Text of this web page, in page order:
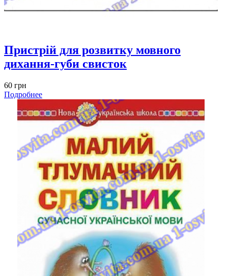
Пристрій для розвитку мовного
дихання-губи свисток
60 грн
Подробнее